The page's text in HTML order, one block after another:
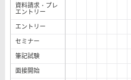
資料請求・プレ
エントリー
エントリー
セミナー
筆記試験
面接開始